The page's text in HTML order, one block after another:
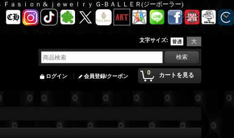
ａｓｉｏｎ & ｊｅｗｅｌｒｙ Ｇ-ＢＡＬＬＥＲ(ジーボーラー)
文字サイズ:
0 カートを見る
ログイン 会員登録/クーポン